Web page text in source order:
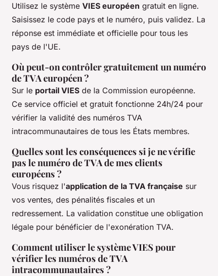
Utilisez le système VIES européen gratuit en ligne.
Saisissez le code pays et le numéro, puis validez. La
réponse est immédiate et officielle pour tous les
pays de l'UE.
Où peut-on contrôler gratuitement un numéro
de TVA européen ?
Sur le portail VIES de la Commission européenne.
Ce service officiel et gratuit fonctionne 24h/24 pour
vérifier la validité des numéros TVA
intracommunautaires de tous les États membres.
Quelles sont les conséquences si je ne vérifie
pas le numéro de TVA de mes clients
européens ?
Vous risquez l'application de la TVA française sur
vos ventes, des pénalités fiscales et un
redressement. La validation constitue une obligation
légale pour bénéficier de l'exonération TVA.
Comment utiliser le système VIES pour
vérifier les numéros de TVA
intracommunautaires ?